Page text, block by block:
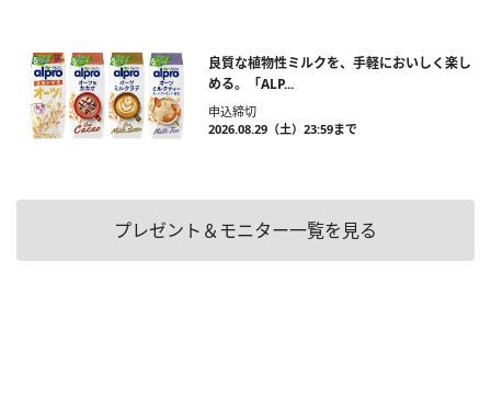
良質な植物性ミルクを、手軽においしく楽し
める。「ALP...
申込締切
2026.08.29（土）23:59まで
プレゼント＆モニター一覧を見る